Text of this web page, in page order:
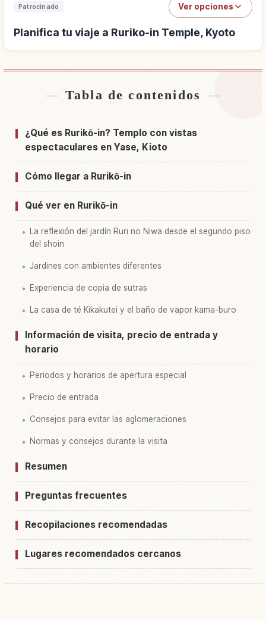
Patrocinado Ver opciones
Planifica tu viaje a Ruriko-in Temple, Kyoto
Buscar alojamiento cerca de Ruriko-in Temple,
Buscar experiencias en Ruriko-in Temple, Kyoto
Tabla de contenidos
¿Qué es Rurikō-in? Templo con vistas
espectaculares en Yase, Kioto
Cómo llegar a Rurikō-in
Qué ver en Rurikō-in
La reflexión del jardín Ruri no Niwa desde el segundo piso
del shoin
Jardines con ambientes diferentes
Experiencia de copia de sutras
La casa de té Kikakutei y el baño de vapor kama-buro
Información de visita, precio de entrada y
horario
Periodos y horarios de apertura especial
Precio de entrada
Consejos para evitar las aglomeraciones
Normas y consejos durante la visita
Resumen
Preguntas frecuentes
Recopilaciones recomendadas
Lugares recomendados cercanos